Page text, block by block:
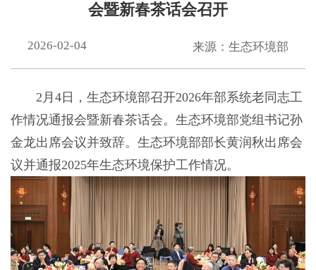
会暨新春茶话会召开
2026-02-04 来源：生态环境部
2月4日，生态环境部召开2026年部系统老同志工
作情况通报会暨新春茶话会。生态环境部党组书记孙
金龙出席会议并致辞。生态环境部部长黄润秋出席会
议并通报2025年生态环境保护工作情况。